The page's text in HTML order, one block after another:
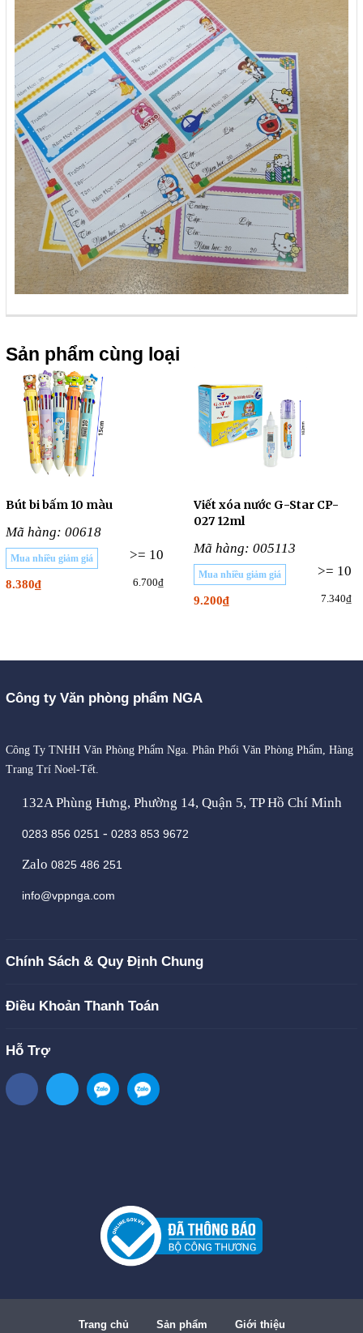
Sản phẩm cùng loại
Bút bi bấm 10 màu
Mã hàng: 00618
>= 10
Mua nhiều giảm giá
8.380₫ 6.700₫
Viết xóa nước G-Star CP-
027 12ml
Mã hàng: 005113
Mua nhiều giảm giá >= 10
9.200₫ 7.340₫
Công ty Văn phòng phẩm NGA
Công Ty TNHH Văn Phòng Phẩm Nga. Phân Phối Văn Phòng Phẩm, Hàng
Trang Trí Noel-Tết.
132A Phùng Hưng, Phường 14, Quận 5, TP Hồ Chí Minh
0283 856 0251 - 0283 853 9672
Zalo 0825 486 251
info@vppnga.com
Chính Sách & Quy Định Chung
Điều Khoản Thanh Toán
Hỗ Trợ
Trang chủ Sản phẩm Giới thiệu